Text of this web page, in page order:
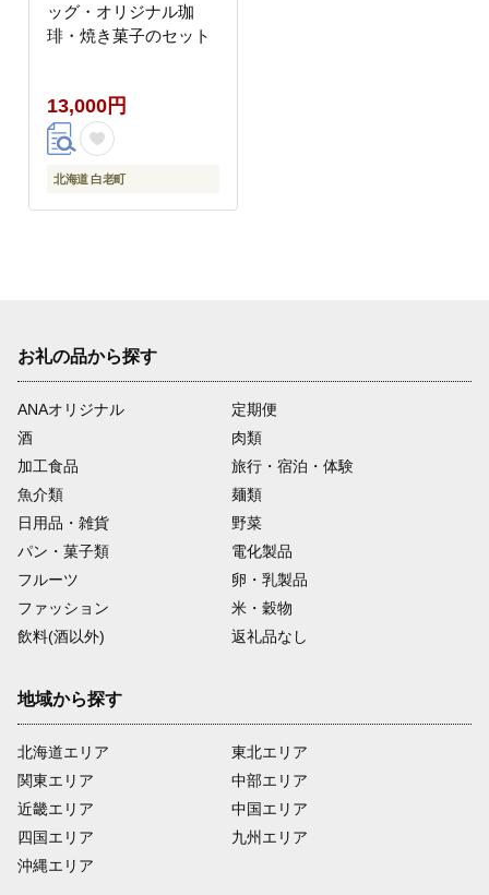
ッグ・オリジナル珈
琲・焼き菓子のセット
13,000円
北海道 白老町
お礼の品から探す
ANAオリジナル
定期便
酒
肉類
加工食品
旅行・宿泊・体験
魚介類
麺類
日用品・雑貨
野菜
パン・菓子類
電化製品
フルーツ
卵・乳製品
ファッション
米・穀物
飲料(酒以外)
返礼品なし
地域から探す
北海道エリア
関東エリア
近畿エリア
四国エリア
沖縄エリア
東北エリア
中部エリア
中国エリア
九州エリア